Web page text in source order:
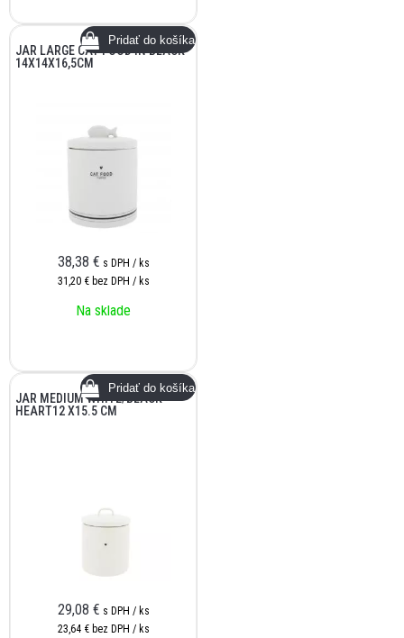
JAR LARGE CAT FOOD IN BLACK
14X14X16,5CM
38,38 € s DPH / ks
31,20 € bez DPH / ks
Na sklade
JAR MEDIUM WHITE/BLACK
HEART12 X15.5 CM
29,08 € s DPH / ks
23,64 € bez DPH / ks